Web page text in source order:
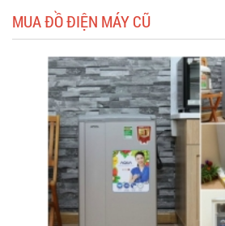
MUA ĐỒ ĐIỆN MÁY CŨ